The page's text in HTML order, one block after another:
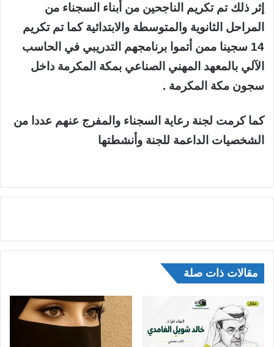
إثر ذلك تم تكريم الناجحين من أبناء السجناء من
المراحل الثانوية والمتوسطة والابتدائية كما تم تكريم
14 سجينا ممن أتموا برنامجهم التدريبي في الحاسب
الآلي بالمعهد المهني الصناعي بمكة المكرمة داخل
سجون مكة المكرمة .
كما كرمت لجنة رعاية السجناء والمفرج عنهم عددا من
الشخصيات الداعمة للجنة وأنشطتها
مقالات ذات صلة